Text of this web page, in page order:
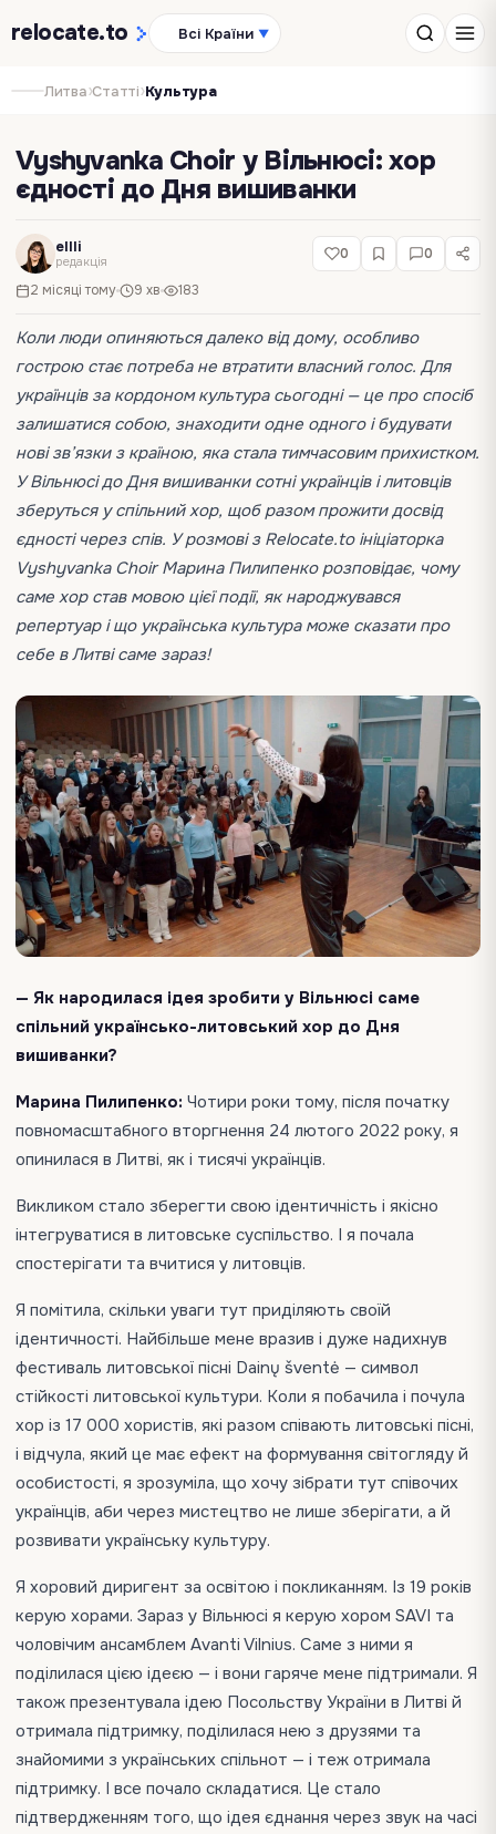
relocate.to Всі Країни ▼
Литва›Статті›Культура
Vyshyvanka Choir у Вільнюсі: хор
єдності до Дня вишиванки
ellli
редакція
2 місяці тому 9 хв 183
0 0
Коли люди опиняються далеко від дому, особливо
гострою стає потреба не втратити власний голос. Для
українців за кордоном культура сьогодні — це про спосіб
залишатися собою, знаходити одне одного і будувати
нові зв’язки з країною, яка стала тимчасовим прихистком.
У Вільнюсі до Дня вишиванки сотні українців і литовців
зберуться у спільний хор, щоб разом прожити досвід
єдності через спів. У розмові з Relocate.to ініціаторка
Vyshyvanka Choir Марина Пилипенко розповідає, чому
саме хор став мовою цієї події, як народжувався
репертуар і що українська культура може сказати про
себе в Литві саме зараз!
— Як народилася ідея зробити у Вільнюсі саме
спільний українсько-литовський хор до Дня
вишиванки?
Марина Пилипенко: Чотири роки тому, після початку
повномасштабного вторгнення 24 лютого 2022 року, я
опинилася в Литві, як і тисячі українців.
Викликом стало зберегти свою ідентичність і якісно
інтегруватися в литовське суспільство. І я почала
спостерігати та вчитися у литовців.
Я помітила, скільки уваги тут приділяють своїй
ідентичності. Найбільше мене вразив і дуже надихнув
фестиваль литовської пісні Dainų šventė — символ
стійкості литовської культури. Коли я побачила і почула
хор із 17 000 хористів, які разом співають литовські пісні,
і відчула, який це має ефект на формування світогляду й
особистості, я зрозуміла, що хочу зібрати тут співочих
українців, аби через мистецтво не лише зберігати, а й
розвивати українську культуру.
Я хоровий диригент за освітою і покликанням. Із 19 років
керую хорами. Зараз у Вільнюсі я керую хором SAVI та
чоловічим ансамблем Avanti Vilnius. Саме з ними я
поділилася цією ідеєю — і вони гаряче мене підтримали. Я
також презентувала ідею Посольству України в Литві й
отримала підтримку, поділилася нею з друзями та
знайомими з українських спільнот — і теж отримала
підтримку. І все почало складатися. Це стало
підтвердженням того, що ідея єднання через звук на часі